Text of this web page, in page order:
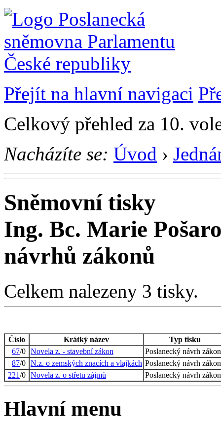
Přejít na hlavní navigaci
Celkový přehled za 10.
Nacházíte se: Úvod ›
Sněmovní tisky
Ing. Bc. Marie
návrhů zákonů
Celkem nalezeny 3 tisky.
Číslo Krátký název
Typ tisku
67/0 Novela z. - stavební zákon
Poslanecký návrh
87/0 N.z. o zemských znacích a vlajkách Poslanecký návrh
221/0 Novela z. o střetu zájmů Poslanecký návrh
Hlavní menu